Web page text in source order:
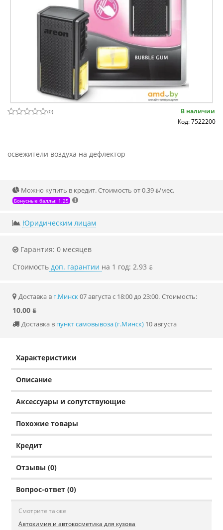
(0)
В наличии
Код: 7522200
освежители воздуха на дефлектор
Можно купить в кредит. Стоимость от 0.39 ƃ/мec.
Бонусные баллы: 1.25
Юридическим лицам
Гарантия: 0 месяцев
Стоимость доп. гарантии на 1 год: 2.93 ƃ
Доставка в г.Минск07 августа с 18:00 до 23:00. Стоимость:
10.00 ƃ
Доставка в пункт самовывоза (г.Минск) 10 августа
Характеристики
Описание
Аксессуары и сопутствующие
Похожие товары
Кредит
Отзывы (0)
Вопрос-ответ (0)
Смотрите также
Автохимия и автокосметика для кузова